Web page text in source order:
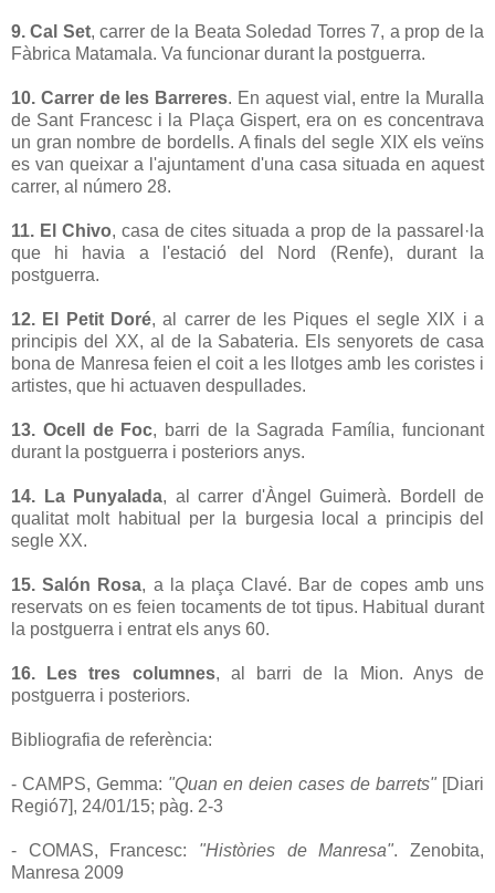
9. Cal Set, carrer de la Beata Soledad Torres 7, a prop de la
Fàbrica Matamala. Va funcionar durant la postguerra.
10. Carrer de les Barreres. En aquest vial, entre la Muralla
de Sant Francesc i la Plaça Gispert, era on es concentrava
un gran nombre de bordells. A finals del segle XIX els veïns
es van queixar a l'ajuntament d'una casa situada en aquest
carrer, al número 28.
11. El Chivo, casa de cites situada a prop de la passarel·la
que hi havia a l'estació del Nord (Renfe), durant la
postguerra.
12. El Petit Doré, al carrer de les Piques el segle XIX i a
principis del XX, al de la Sabateria. Els senyorets de casa
bona de Manresa feien el coit a les llotges amb les coristes i
artistes, que hi actuaven despullades.
13. Ocell de Foc, barri de la Sagrada Família, funcionant
durant la postguerra i posteriors anys.
14. La Punyalada, al carrer d'Àngel Guimerà. Bordell de
qualitat molt habitual per la burgesia local a principis del
segle XX.
15. Salón Rosa, a la plaça Clavé. Bar de copes amb uns
reservats on es feien tocaments de tot tipus. Habitual durant
la postguerra i entrat els anys 60.
16. Les tres columnes, al barri de la Mion. Anys de
postguerra i posteriors.
Bibliografia de referència:
- CAMPS, Gemma: "Quan en deien cases de barrets" [Diari
Regió7], 24/01/15; pàg. 2-3
- COMAS, Francesc: "Històries de Manresa". Zenobita,
Manresa 2009